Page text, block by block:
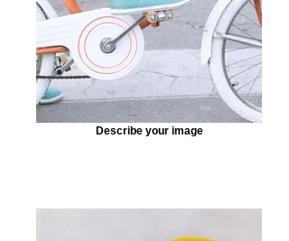
Describe your image